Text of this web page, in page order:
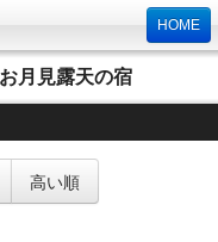
HOME
月見露天の宿
高い順